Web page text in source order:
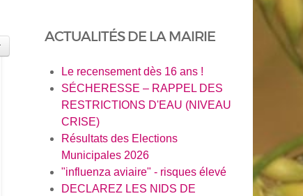
ACTUALITÉS DE LA MAIRIE
Le recensement dès 16 ans !
SÉCHERESSE – RAPPEL DES
RESTRICTIONS D'EAU (NIVEAU
CRISE)
Résultats des Elections
Municipales 2026
"influenza aviaire" - risques élevé
DECLAREZ LES NIDS DE